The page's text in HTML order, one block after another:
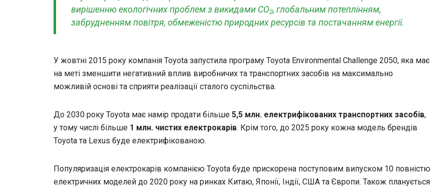
вирішенню екологічних проблем з викидами CO2, глобальним потеплінням,
забрудненням повітря, обмеженістю природних ресурсів та постачанням енергії.
У жовтні 2015 року компанія Toyota запустила програму Toyota Environmental Challenge 2050, яка має
на меті зменшити негативний вплив виробничих та транспортних засобів на максимально
можливій основі та сприяти реалізації сталого суспільства.
До 2030 року Toyota має намір продати більше 5,5 млн. електрифікованих транспортних засобів,
у тому числі більше 1 млн. чистих електрокарів. Крім того, до 2025 року кожна модель брендів
Toyota та Lexus буде електрифікованою.
Популяризація електрокарів компанією Toyota буде прискорена поступовим випуском 10 повністю
електричних моделей до 2020 року на ринках Китаю, Японії, Індії, США та Європи. Також планується